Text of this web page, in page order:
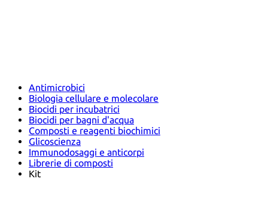
Antimicrobici
Biologia cellulare e molecolare
Biocidi per incubatrici
Biocidi per bagni d'acqua
Composti e reagenti biochimici
Glicoscienza
Immunodosaggi e anticorpi
Librerie di composti
Kit